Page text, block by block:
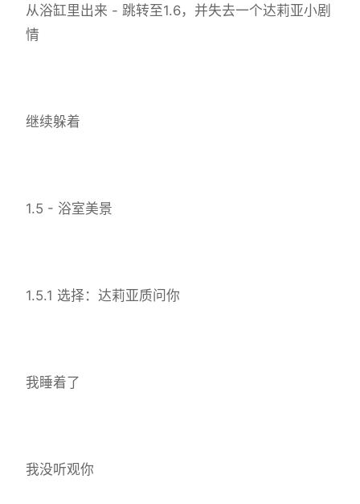
从浴缸里出来 - 跳转至1.6，并失去一个达莉亚小剧
情
继续躲着
1.5 - 浴室美景
1.5.1 选择：达莉亚质问你
我睡着了
我没听观你